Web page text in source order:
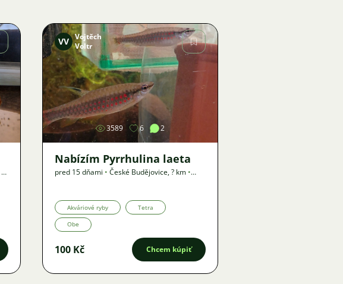
•
Obrázok
VV Vojtěch
Voltr
3589 6 2
Nabízím Pyrrhulina laeta
pred 15 dňami • České Budějovice,? km •
Akváriové ryby Tetra
Obe
100 Kč Chcem kúpiť